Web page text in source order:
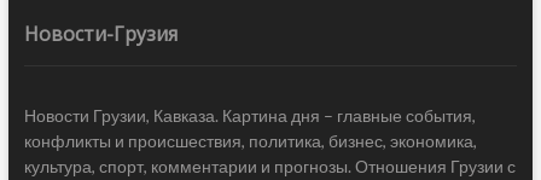
Новости-Грузия
Новости Грузии, Кавказа. Картина дня – главные события,
конфликты и происшествия, политика, бизнес, экономика,
культура, спорт, комментарии и прогнозы. Отношения Грузии с